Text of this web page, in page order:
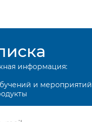
информация:
и мероприятий